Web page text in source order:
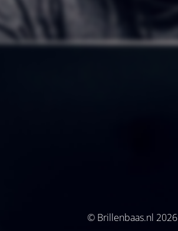
© Brillenbaas.nl 2026